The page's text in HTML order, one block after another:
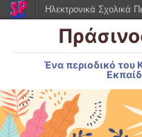
Ένα περιοδικό του
Ηλεκτρονικά Σχολικά